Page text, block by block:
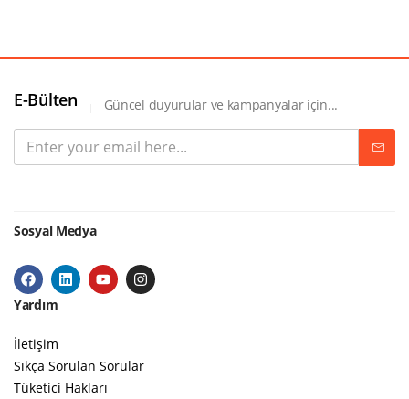
E-Bülten Güncel duyurular ve kampanyalar için...
Sosyal Medya
Yardım
İletişim
Sıkça Sorulan Sorular
Tüketici Hakları